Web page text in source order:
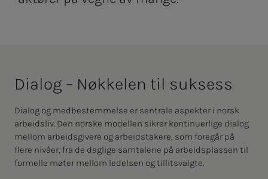
Dia­­­log – Nøk­­­ke­­­len til suk­­­sess
Dialog og medbestemmelse er sentrale aspekter i norsk
arbeidsliv. Den norske modellen sikrer kontinuerlige dialog
mellom arbeidsgivere og arbeidstakere, som foregår på
flere nivåer, fra de daglige samtalene på arbeidsplassen til
formelle møter mellom ledelsen og tillitsvalgte.